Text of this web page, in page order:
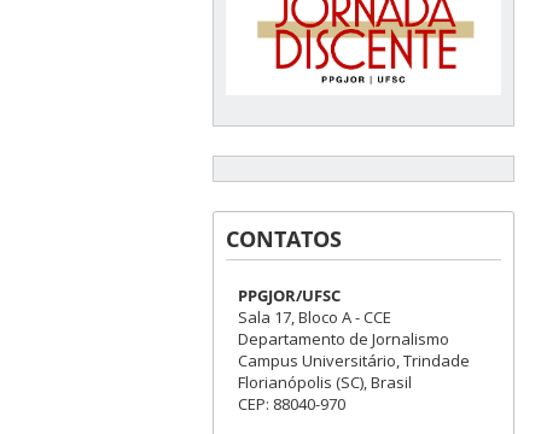
CONTATOS
PPGJOR/UFSC
Sala 17, Bloco A - CCE
Departamento de Jornalismo
Campus Universitário, Trindade
Florianópolis (SC), Brasil
CEP: 88040-970